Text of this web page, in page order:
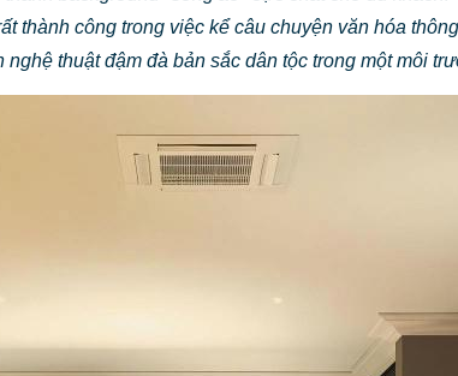
thành công trong việc kể câu chuyện văn hóa
thuật đậm đà bản sắc dân tộc trong một môi